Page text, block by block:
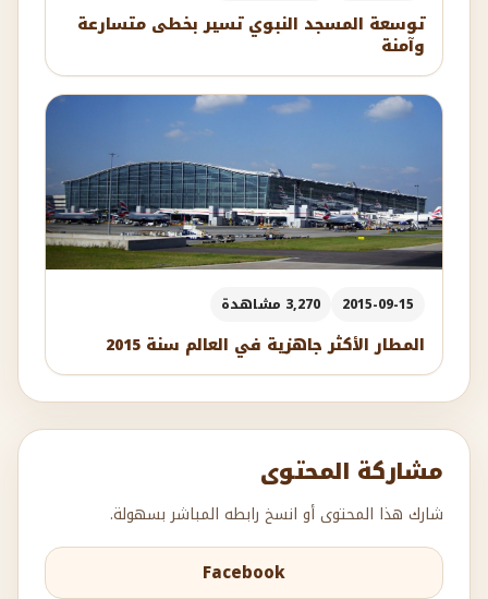
توسعة المسجد النبوي تسير بخطى متسارعة
وآمنة
2015-09-15 3,270 مشاهدة
المطار الأكثر جاهزية في العالم سنة 2015
مشاركة المحتوى
شارك هذا المحتوى أو انسخ رابطه المباشر بسهولة.
Facebook